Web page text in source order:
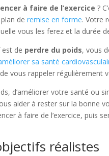
à faire de l’exercice ?
plan deremise en forme. Votre
vous les ferez et la durée
de perdre du poids, vous
sa santé
vous rappeler régulièrement
d’améliorer votre santé ou
aider à rester sur la bonne
à faire de l’exercice, puis
réalistes